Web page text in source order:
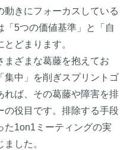
動きにフォーカスしている
「5つの価値基準」と「自
どまります。
まざまな葛藤を抱えてお
集中」を削ぎスプリントゴ
れば、その葛藤や障害を排
の役目です。排除する手段
た1on1ミーティングの実
した。